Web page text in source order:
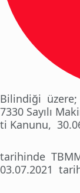
Bilindiği üzere;
7330 Sayılı
ti Kanunu,
tarihinde
03.07.2021